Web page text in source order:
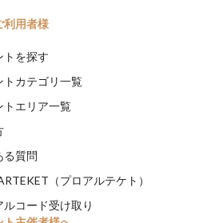
利用者様
トを探す
トカテゴリ一覧
トエリア一覧
る質問
（プロアルテケト）
ルコード受け取り